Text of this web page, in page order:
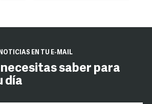
EN TU E-MAIL
necesitas saber para
día